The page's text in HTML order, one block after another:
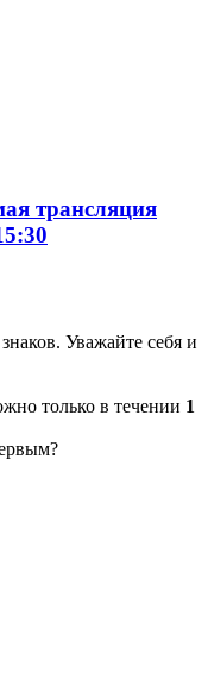
трансляция
Уважайте себя и
только в течении 1